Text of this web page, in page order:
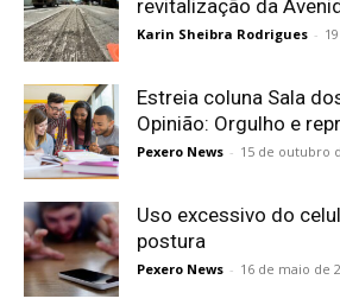
revitalização da
Karin Sheibra Rodrigues -
Estreia coluna Sala
Opinião: Orgulho e
Pexero News - 15 de outubro
Uso excessivo do
postura
Pexero News - 16 de maio de